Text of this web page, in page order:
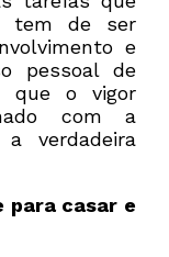
tem de ser
e
pessoal de
que o vigor
com a
verdadeira
para casar e